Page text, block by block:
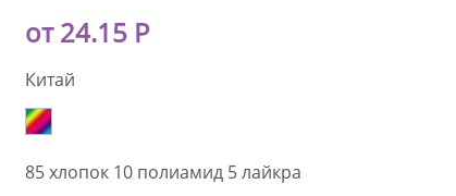
от 24.15 Р
Китай
85 хлопок 10 полиамид 5 лайкра